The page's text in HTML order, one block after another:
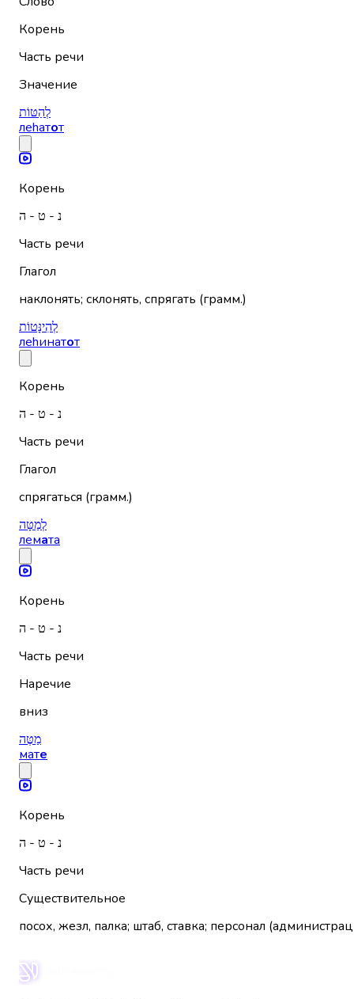
Корень
Часть речи
Значение
לְהַטּוֹת
леhатот
Корень
נ - ט - ה
Часть речи
Глагол
наклонять; склонять, спрягать (грамм.)
לְהִינָּטוֹת
леhинатот
Корень
נ - ט - ה
Часть речи
Глагол
спрягаться (грамм.)
לְמַטָּה
лемата
Корень
נ - ט - ה
Часть речи
Наречие
вниз
מַטֶּה
мате
Корень
נ - ט - ה
Часть речи
Существительное
посох, жезл, палка; штаб, ставка; персонал